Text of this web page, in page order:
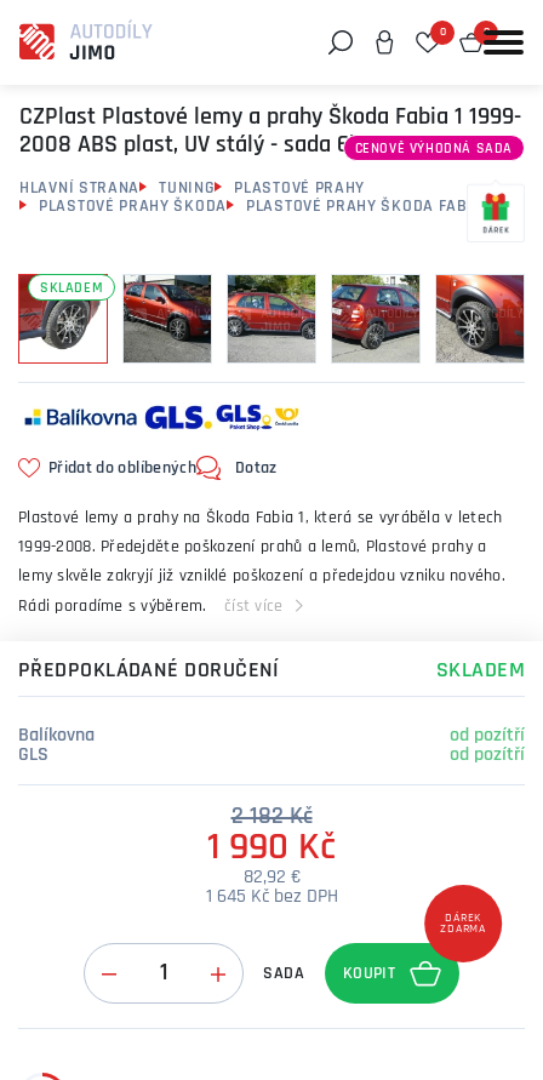
0 0
CZPlast Plastové lemy a prahy Škoda Fabia 1 1999-
2008 ABS plast, UV stálý - sada 6ks
HLAVNÍ STRANA TUNING
PLASTOVÉ PRAHY
PLASTOVÉ PRAHY ŠKODA
PLASTOVÉ PRAHY ŠKODA FABIA
SKLADEM
CENOVĚ VÝHODNÁ SADA
Přidat do oblíbených Dotaz
Plastové lemy a prahy na Škoda Fabia 1, která se vyráběla v letech
1999-2008. Předejděte poškození prahů a lemů, Plastové prahy a
lemy skvěle zakryjí již vzniklé poškození a předejdou vzniku nového.
Rádi poradíme s výběrem.
číst více
PŘEDPOKLÁDANÉ DORUČENÍ SKLADEM
Balíkovna
od pozítří
GLS
od pozítří
2 182 Kč
1 990 Kč
82,92 €
1 645 Kč bez DPH
SADA
DÁREK
ZDARMA
Můžeme vám pomoci něco najít?